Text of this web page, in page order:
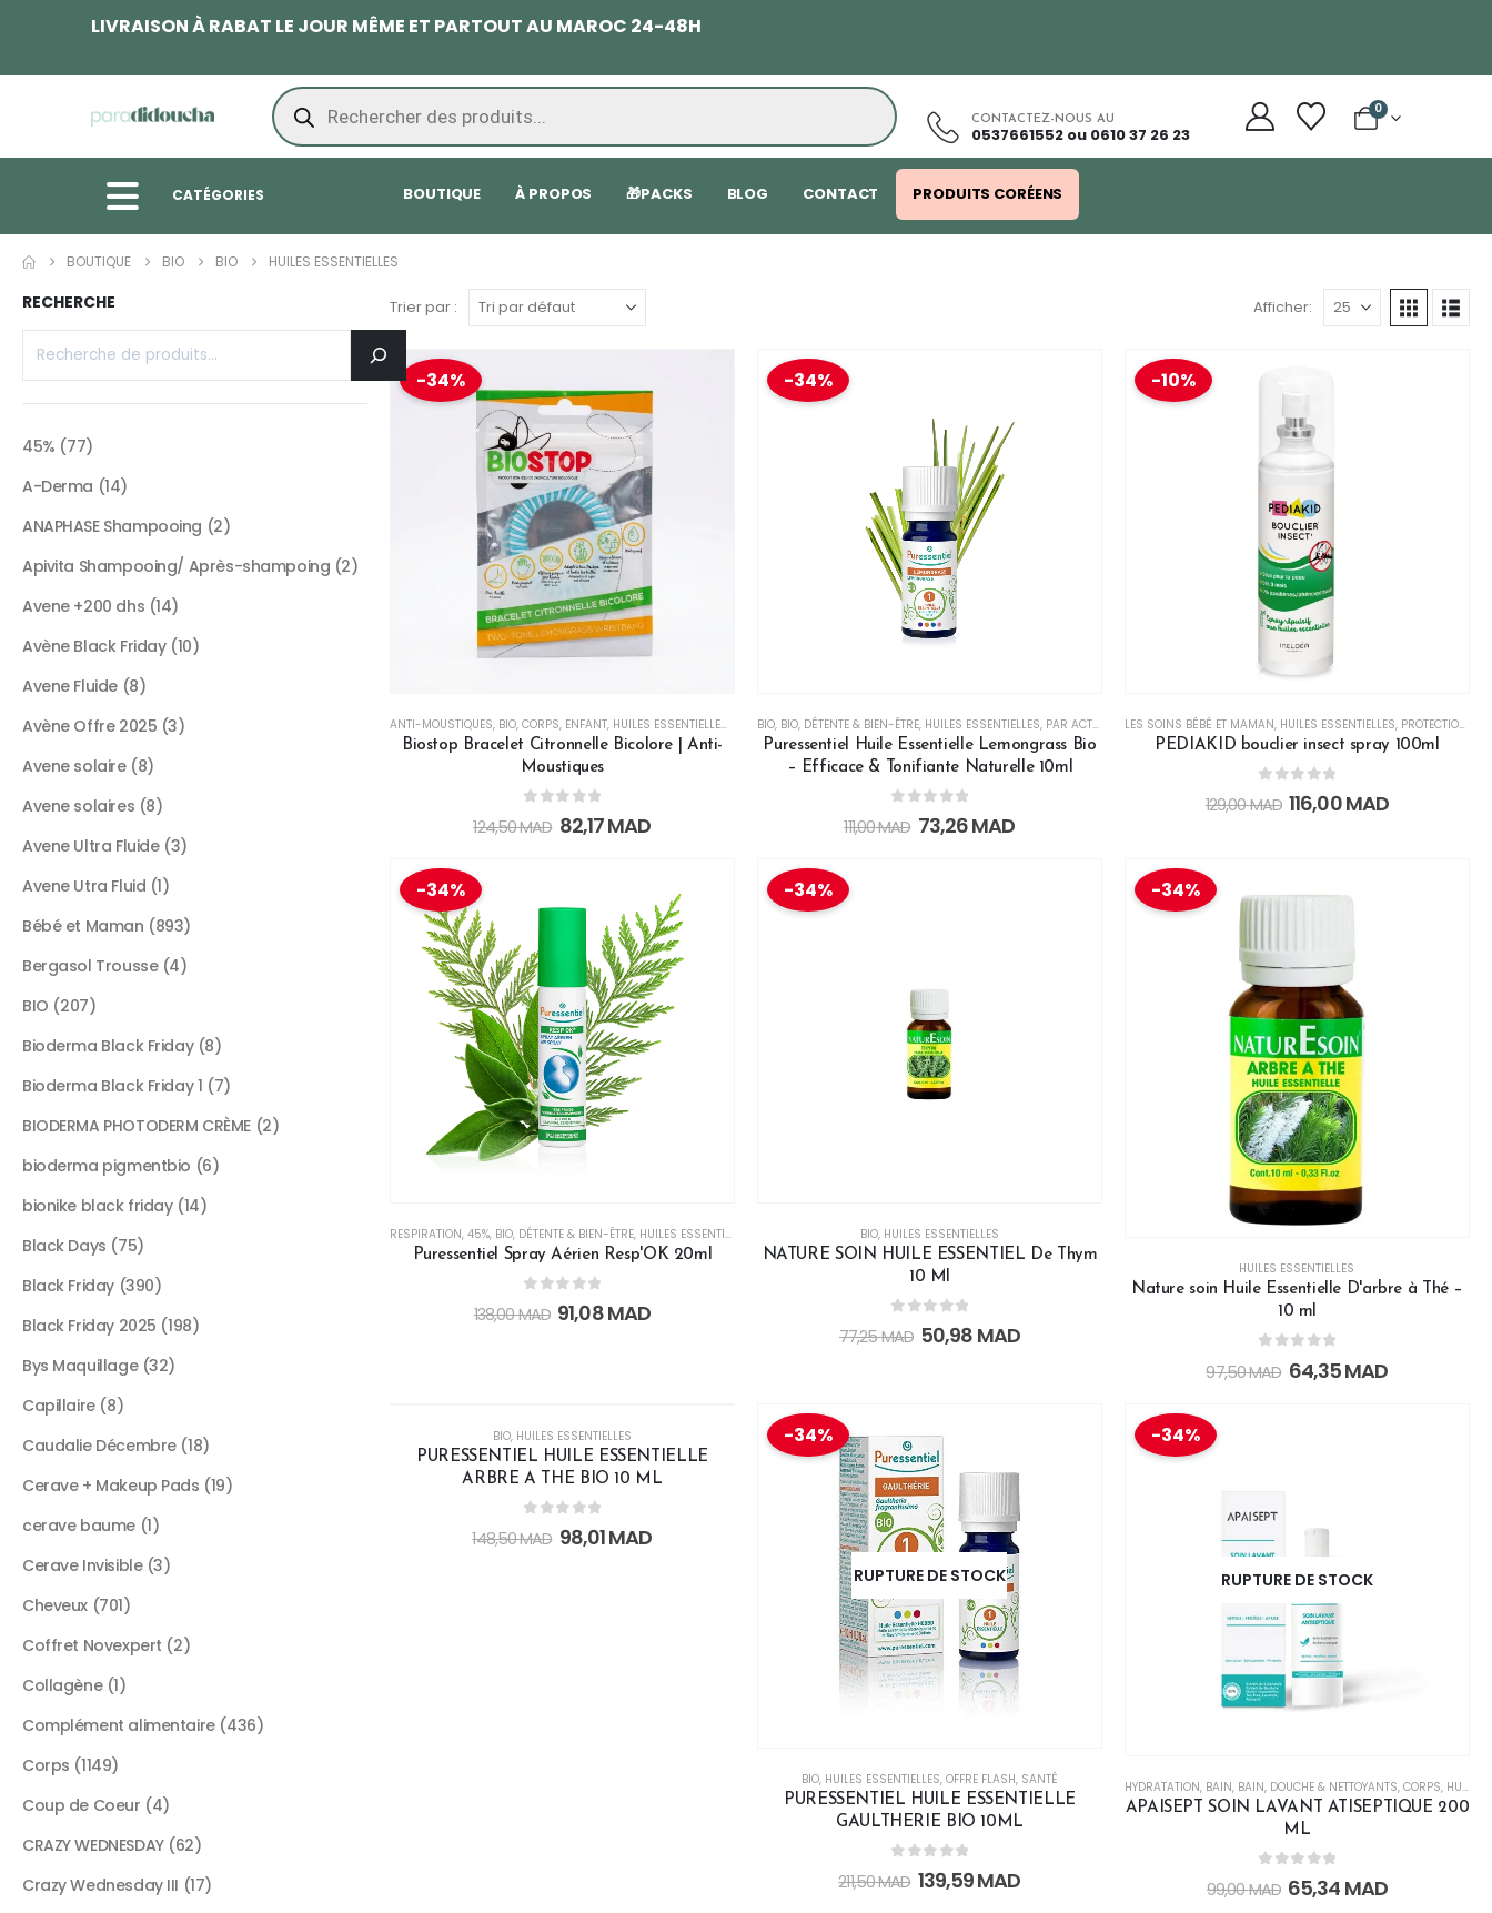
LIVRAISON À RABAT LE JOUR MÊME ET PARTOUT AU MAROC 24-48H
CONTACTEZ-NOUS AU
0537661552 ou 0610 37 26 23
0
CATÉGORIES BOUTIQUE À PROPOS 🎁PACKS BLOG CONTACT PRODUITS CORÉENS
BOUTIQUE BIO BIO HUILES ESSENTIELLES
Trier par : Afficher:
-34%
ANTI-MOUSTIQUES, BIO, CORPS, ENFANT, HUILES ESSENTIELLES
TOUTE LA FAMILLE
Biostop Bracelet Citronnelle Bicolore | Anti-
Moustiques
out of 5
124,50MAD 82,17MAD
-34%
BIO, BIO, DÉTENTE & BIEN-ÊTRE, HUILES ESSENTIELLES, PAR ACTION
RESPIRATION
Puressentiel Huile Essentielle Lemongrass Bio
– Efficace & Tonifiante Naturelle 10ml
out of 5
111,00MAD 73,26MAD
-10%
LES SOINS BÉBÉ ET MAMAN, HUILES ESSENTIELLES, PROTECTION
PEDIAKID bouclier insect spray 100ml
out of 5
129,00MAD 116,00MAD
-34%
RESPIRATION, 45%, BIO, DÉTENTE & BIEN-ÊTRE, HUILES ESSENTIELLES
Puressentiel Spray Aérien Resp'OK 20ml
out of 5
138,00MAD 91,08MAD
-34%
BIO, HUILES ESSENTIELLES
NATURE SOIN HUILE ESSENTIEL De Thym
10 Ml
out of 5
77,25MAD 50,98 MAD
-34%
HUILES ESSENTIELLES
Nature soin Huile Essentielle D'arbre à Thé –
10 ml
out of 5
97,50MAD 64,35MAD
BIO, HUILES ESSENTIELLES
PURESSENTIEL HUILE ESSENTIELLE
ARBRE A THE BIO 10 ML
out of 5
148,50MAD 98,01MAD
-34%
RUPTURE DE STOCK
BIO, HUILES ESSENTIELLES, OFFRE FLASH, SANTÉ
PURESSENTIEL HUILE ESSENTIELLE
GAULTHERIE BIO 10ML
out of 5
211,50MAD 139,59MAD
-34%
RUPTURE DE STOCK
HYDRATATION, BAIN, BAIN, DOUCHE & NETTOYANTS, CORPS, HUILES ESSENTIELLES
APAISEPT SOIN LAVANT ATISEPTIQUE 200
ML
out of 5
99,00MAD 65,34 MAD
RECHERCHE
45% 77
A-Derma 14
ANAPHASE Shampooing 2
Apivita Shampooing/ Après-shampoing 2
Avene +200 dhs 14
Avène Black Friday 10
Avene Fluide 8
Avène Offre 2025 3
Avene solaire 8
Avene solaires 8
Avene Ultra Fluide 3
Avene Utra Fluid 1
Bébé et Maman 893
Bergasol Trousse 4
BIO 207
Bioderma Black Friday 8
Bioderma Black Friday 1 7
BIODERMA PHOTODERM CRÈME 2
bioderma pigmentbio 6
bionike black friday 14
Black Days 75
Black Friday 390
Black Friday 2025 198
Bys Maquillage 32
Capillaire 8
Caudalie Décembre 18
Cerave + Makeup Pads 19
cerave baume 1
Cerave Invisible 3
Cheveux 701
Coffret Novexpert 2
Collagène 1
Complément alimentaire 436
Corps 1149
Coup de Coeur 4
CRAZY WEDNESDAY 62
Crazy Wednesday III 17